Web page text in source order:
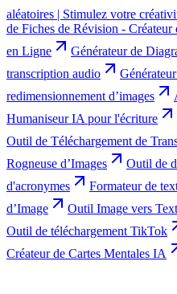
aléatoires | Stimulez votre
de Fiches de Révision -
en Ligne
Générateur de
transcription audio
redimensionnement d’images
Humaniseur IA pour l'écriture
Outil de Téléchargement de
Rogneuse d’Images
Outil de
d'acronymes
Formateur de
d’Image
Outil Image vers
Outil de téléchargement TikTok
Créateur de Cartes Mentales IA